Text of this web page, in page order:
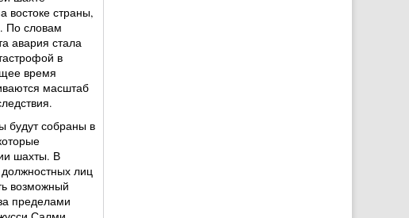
востоке страны,
По словам
авария стала
в
время
масштаб
будут собраны в
шахты. В
лиц
возможный
пределами